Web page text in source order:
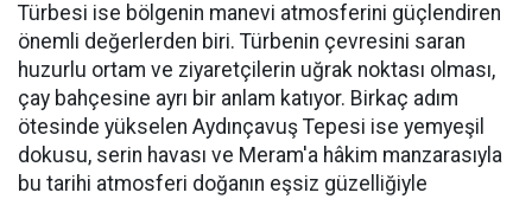
Türbesi ise bölgenin manevi atmosferini güçlendiren
önemli değerlerden biri. Türbenin çevresini saran
huzurlu ortam ve ziyaretçilerin uğrak noktası olması,
çay bahçesine ayrı bir anlam katıyor. Birkaç adım
ötesinde yükselen Aydınçavuş Tepesi ise yemyeşil
dokusu, serin havası ve Meram'a hâkim manzarasıyla
bu tarihi atmosferi doğanın eşsiz güzelliğiyle